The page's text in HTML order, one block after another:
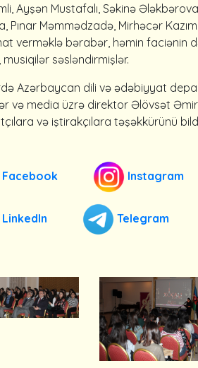
Ayşən Mustafalı, Səkinə
Pınar Məmmədzadə, Mirhəcər
verməklə bərabər, həmin faciənin
musiqilər səsləndirmişlər.
Azərbaycan dili və ədəbiyyat
və media üzrə direktor Əlövsət
və iştirakçılara təşəkkürünü
Facebook Instagram
LinkedIn Telegram